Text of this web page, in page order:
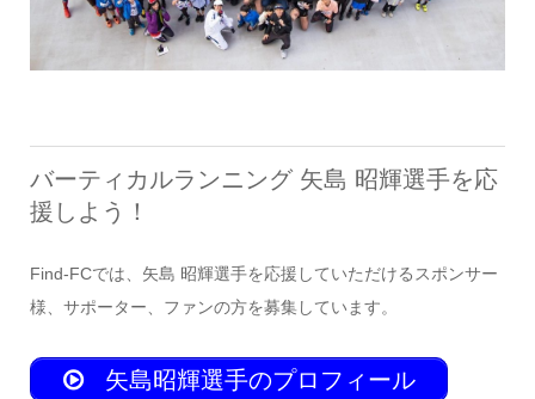
バーティカルランニング 矢島 昭輝選手を応
援しよう！
Find-FCでは、矢島 昭輝選手を応援していただけるスポンサー
様、サポーター、ファンの方を募集しています。
矢島昭輝選手のプロフィール